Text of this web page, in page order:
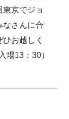
京でジョ
なさんに合
お越しく
場13：30）